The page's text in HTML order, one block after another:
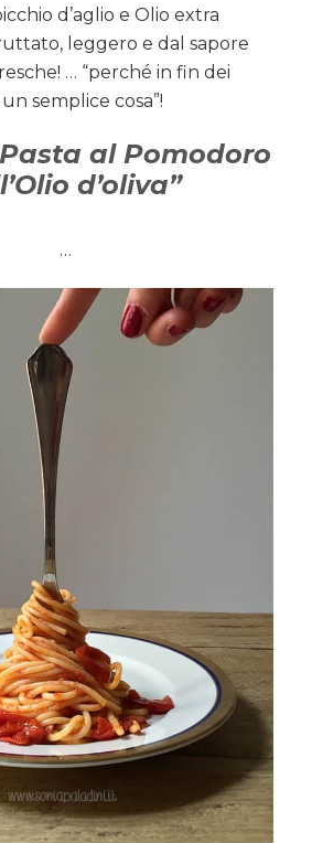
d’aglio e Olio extra
leggero e dal sapore
… “perché in fin dei
semplice cosa”!
al Pomodoro
d’oliva”
…